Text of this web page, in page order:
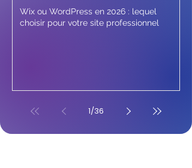
Wix ou WordPress en 2026 : lequel
choisir pour votre site professionnel
1/36